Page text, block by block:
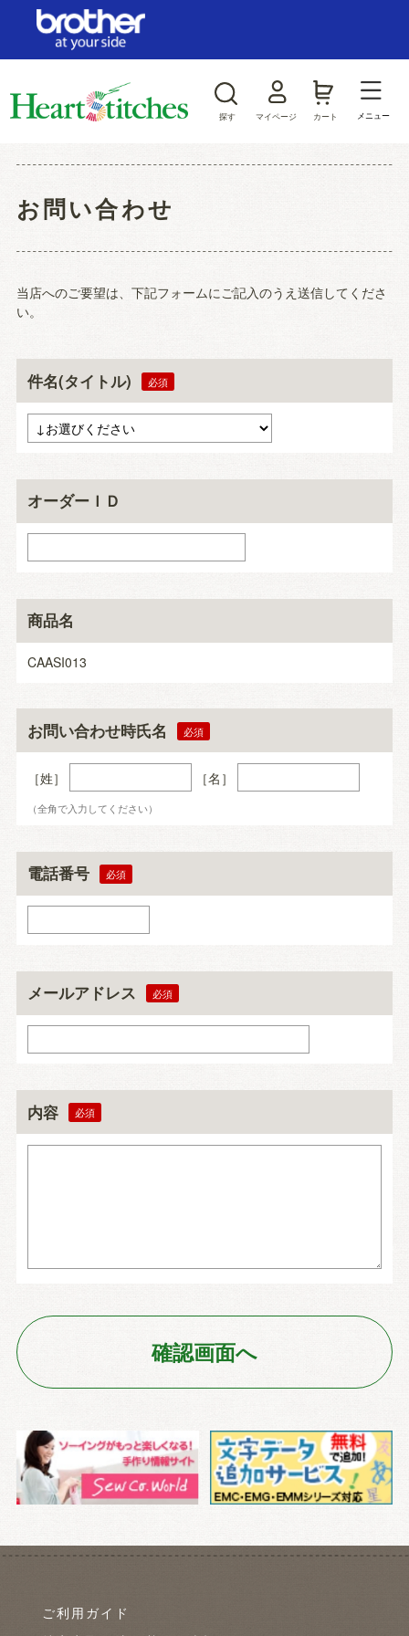
探す マイページ カート メニュー
お問い合わせ
当店へのご要望は、下記フォームにご記入のうえ送信してくださ
い。
件名(タイトル)
オーダーＩＤ
商品名
CAASI013
お問い合わせ時氏名
［姓］ ［名］
（全角で入力してください）
電話番号
メールアドレス
内容
ご利用ガイド
ログイン/新規会員登録
ジャンルから探す